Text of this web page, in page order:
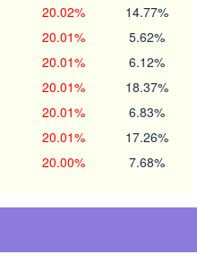
20.02% 14.77%
20.01% 5.62%
20.01% 6.12%
20.01% 18.37%
20.01% 6.83%
20.01% 17.26%
20.00% 7.68%